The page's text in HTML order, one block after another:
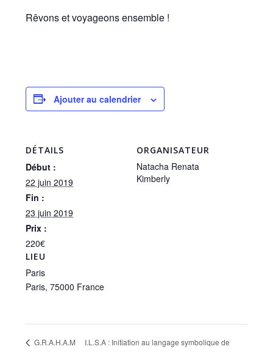
Rêvons et voyageons ensemble !
Ajouter au calendrier
DÉTAILS
Début :
22 juin 2019
Fin :
23 juin 2019
Prix :
220€
LIEU
Paris
Paris, 75000 France
ORGANISATEUR
Natacha Renata
Kimberly
G.R.A.H.A.M
I.L.S.A : Initiation au langage symbolique de